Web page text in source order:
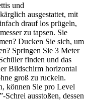
und
ausgestattet, mit
drauf los prügeln,
zu tapsen. Sie
Ducken Sie sich, um
Springen Sie 3 Meter
finden und das
Bildschirm horizontal
groß zu ruckeln.
können Sie pro Level
ausstoßen, dessen